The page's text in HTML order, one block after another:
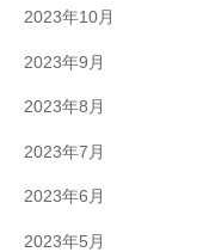
2023年10月
2023年9月
2023年8月
2023年7月
2023年6月
2023年5月